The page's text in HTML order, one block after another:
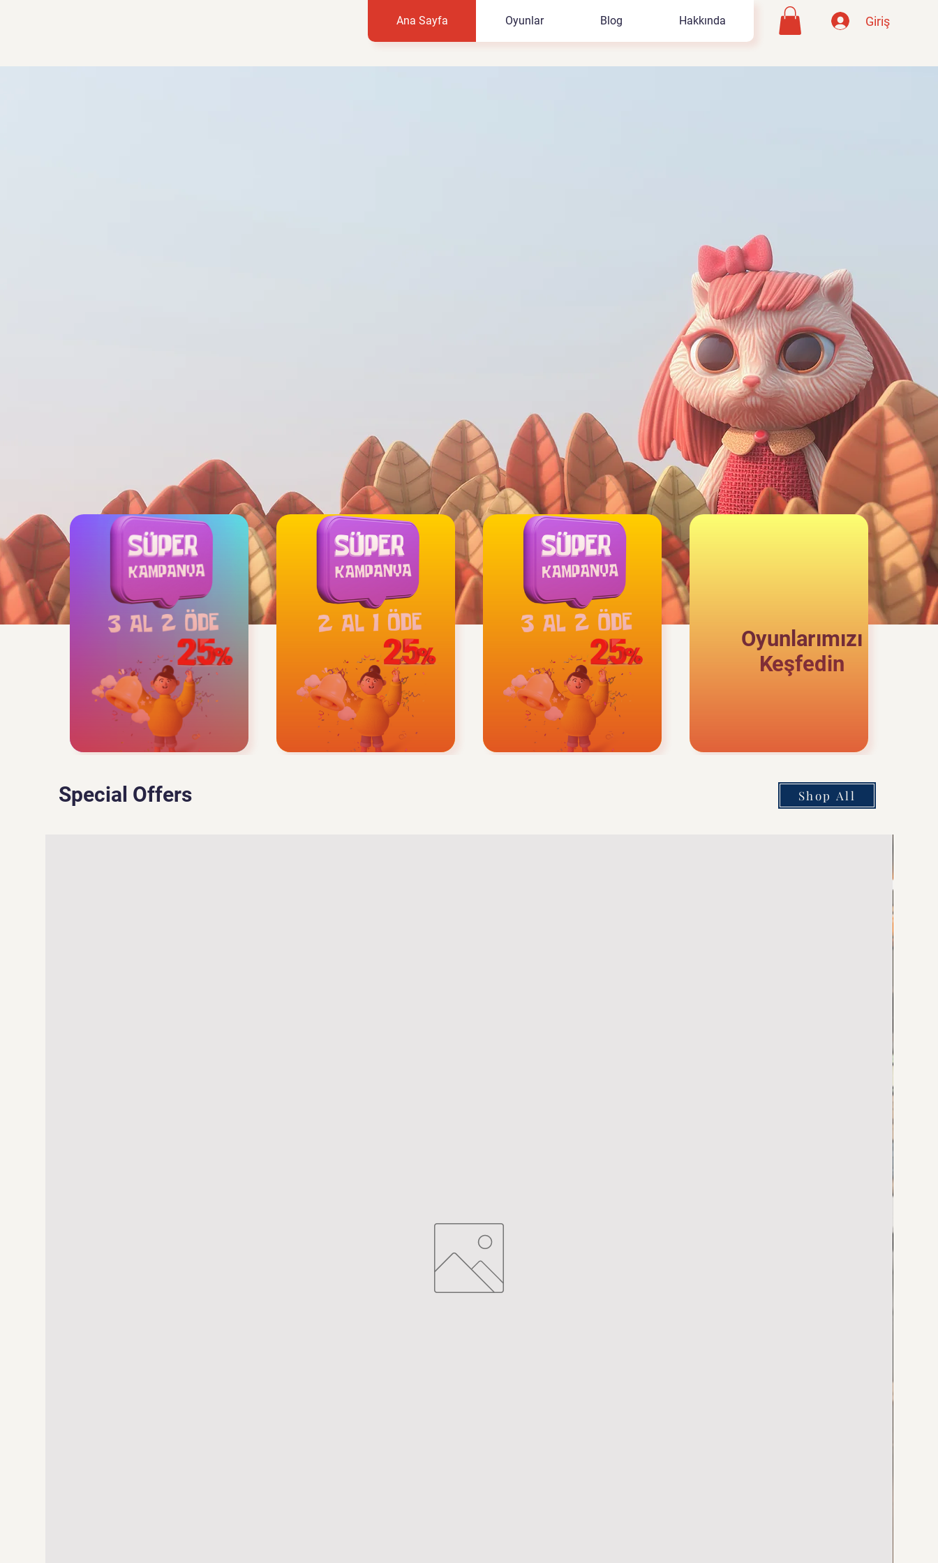
Ana Sayfa Oyunlar Blog Hakkında Giriş
Oyunlarımızı
Keşfedin
Special Offers Shop All